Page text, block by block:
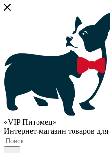
«VIP Питомец»
Интернет-магазин товаров